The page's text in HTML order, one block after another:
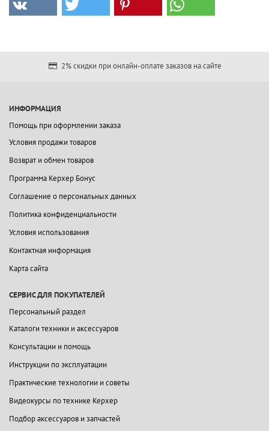
2% скидки при онлайн-оплате заказов на сайте
ИНФОРМАЦИЯ
Помощь при оформлении заказа
Условия продажи товаров
Возврат и обмен товаров
Программа Керхер Бонус
Соглашение о персональных данных
Политика конфиденциальности
Условия использования
Контактная информация
Карта сайта
СЕРВИС ДЛЯ ПОКУПАТЕЛЕЙ
Персональный раздел
Каталоги техники и аксессуаров
Консультации и помощь
Инструкции по эксплуатации
Практические технологии и советы
Видеокурсы по технике Керхер
Подбор аксессуаров и запчастей